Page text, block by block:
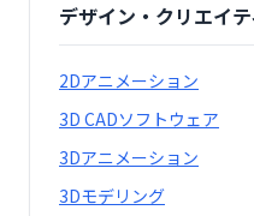
デザイン・クリエイ
2Dアニメーション
3D CADソフトウェア
3Dアニメーション
3Dモデリング